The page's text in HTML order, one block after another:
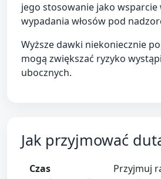
jego stosowanie jako wsparcie
wypadania włosów pod
Wyższe dawki niekoniecznie
mogą zwiększać ryzyko
ubocznych.
Jak przyjmować
Czas
Przyjmuj